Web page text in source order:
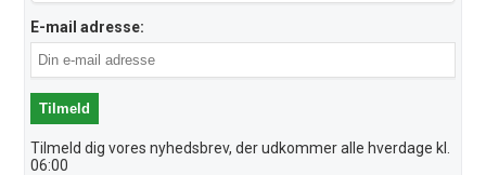
E-mail adresse:
Tilmeld dig vores nyhedsbrev, der udkommer alle hverdage kl.
06:00